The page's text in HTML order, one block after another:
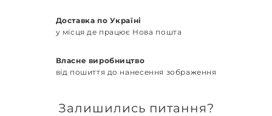
Доставка по Україні
у місця де працює Нова пошта
Власне виробництво
від пошиття до нанесення зображення
Залишились питання?